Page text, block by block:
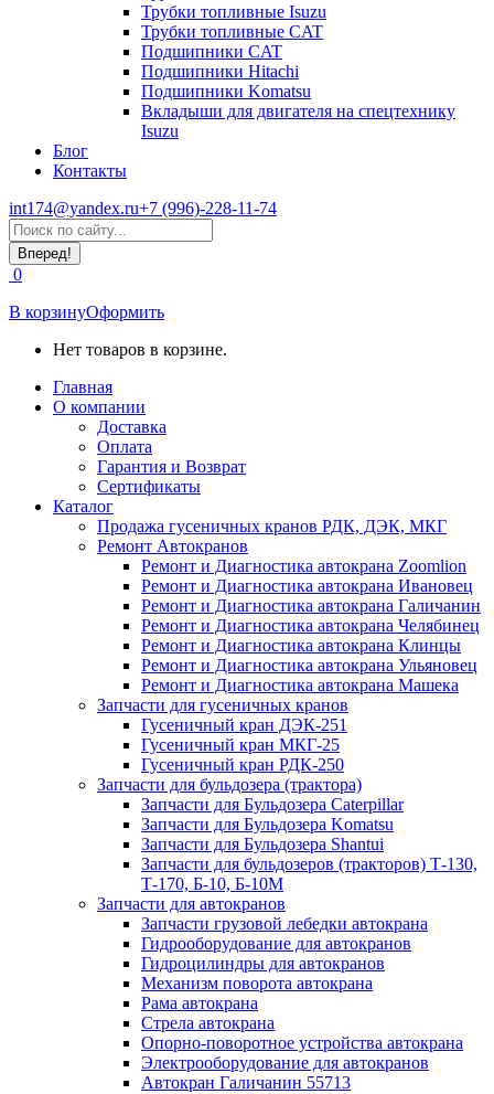
Трубки топливные Isuzu
Трубки топливные CAT
Подшипники CAT
Подшипники Hitachi
Подшипники Komatsu
Вкладыши для двигателя на спецтехнику
Isuzu
Блог
Контакты
int174@yandex.ru+7 (996)-228-11-74
Страница
WhatsApp
открывается
в
новом
окне
Поиск:
0
В корзинуОформить
Нет товаров в корзине.
Главная
О компании
Доставка
Оплата
Гарантия и Возврат
Сертификаты
Каталог
Продажа гусеничных кранов РДК, ДЭК, МКГ
Ремонт Автокранов
Ремонт и Диагностика автокрана Zoomlion
Ремонт и Диагностика автокрана Ивановец
Ремонт и Диагностика автокрана Галичанин
Ремонт и Диагностика автокрана Челябинец
Ремонт и Диагностика автокрана Клинцы
Ремонт и Диагностика автокрана Ульяновец
Ремонт и Диагностика автокрана Машека
Запчасти для гусеничных кранов
Гусеничный кран ДЭК-251
Гусеничный кран МКГ-25
Гусеничный кран РДК-250
Запчасти для бульдозера (трактора)
Запчасти для Бульдозера Caterpillar
Запчасти для Бульдозера Komatsu
Запчасти для Бульдозера Shantui
Запчасти для бульдозеров (тракторов) Т-130,
Т-170, Б-10, Б-10М
Запчасти для автокранов
Запчасти грузовой лебедки автокрана
Гидрооборудование для автокранов
Гидроцилиндры для автокранов
Механизм поворота автокрана
Рама автокрана
Стрела автокрана
Опорно-поворотное устройства автокрана
Электрооборудование для автокранов
Автокран Галичанин 55713